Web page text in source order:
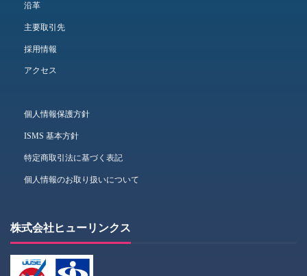
沿革
主要取引先
採用情報
アクセス
個人情報保護方針
ISMS 基本方針
特定商取引法に基づく表記
個人情報のお取り扱いについて
株式会社ヒューリンクス